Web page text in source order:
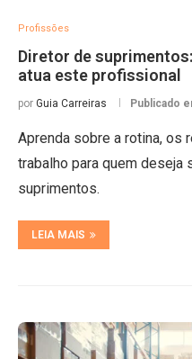
Profissões
Diretor de
atua este profissional
por Guia Carreiras Publicado
Aprenda sobre a rotina, os
trabalho para quem deseja
suprimentos.
LEIA MAIS